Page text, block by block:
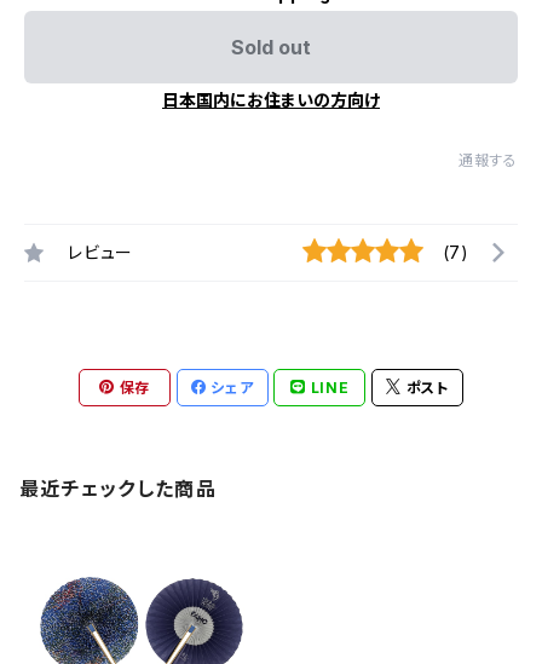
Sold out
日本国内にお住まいの方向け
通報する
レビュー (7)
保存 シェア LINE ポスト
最近チェックした商品